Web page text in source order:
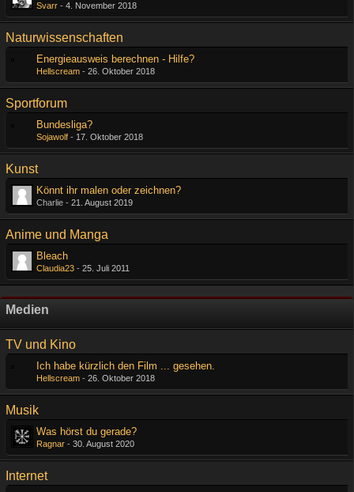
Svarr - 4. November 2018
Naturwissenschaften
Energieausweis berechnen - Hilfe?
Hellscream - 26. Oktober 2018
Sportforum
Bundesliga?
Sojawolf - 17. Oktober 2018
Kunst
Könnt ihr malen oder zeichnen?
Charlie - 21. August 2019
Anime und Manga
Bleach
Claudia23 - 25. Juli 2011
Medien
TV und Kino
Ich habe kürzlich den Film ... gesehen.
Hellscream - 26. Oktober 2018
Musik
Was hörst du gerade?
Ragnar - 30. August 2020
Internet